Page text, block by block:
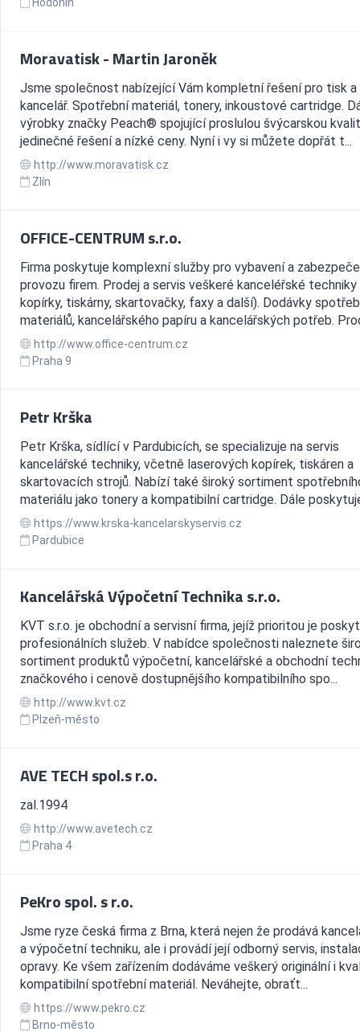
Moravatisk - Martin Jaroněk
Jsme společnost nabízející Vám kompletní řešení pro tisk a
kancelář. Spotřební materiál, tonery, inkoustové cartridge.
výrobky značky Peach® spojující proslulou švýcarskou
jedinečné řešení a nízké ceny. Nyní i vy si můžete dopřát t...
http://www.moravatisk.cz
Zlín
OFFICE-CENTRUM s.r.o.
Firma poskytuje komplexní služby pro vybavení a
provozu firem. Prodej a servis veškeré kanceléřské techniky
kopírky, tiskárny, skartovačky, faxy a další). Dodávky
materiálů, kancelářského papíru a kancelářských potřeb.
http://www.office-centrum.cz
Praha 9
Petr Krška
Petr Krška, sídlící v Pardubicích, se specializuje na servis
kancelářské techniky, včetně laserových kopírek, tiskáren a
skartovacích strojů. Nabízí také široký sortiment
materiálu jako tonery a kompatibilní cartridge. Dále
https://www.krska-kancelarskyservis.cz
Pardubice
Kancelářská Výpočetní Technika s.r.o.
KVT s.r.o. je obchodní a servisní firma, jejíž prioritou je
profesionálních služeb. V nabídce společnosti naleznete
sortiment produktů výpočetní, kancelářské a obchodní
značkového i cenově dostupnějšího kompatibilního spo...
http://www.kvt.cz
Plzeň-město
AVE TECH spol.s r.o.
zal.1994
http://www.avetech.cz
Praha 4
PeKro spol. s r.o.
Jsme ryze česká firma z Brna, která nejen že prodává
a výpočetní techniku, ale i provádí její odborný servis,
opravy. Ke všem zařízením dodáváme veškerý originální i
kompatibilní spotřební materiál. Neváhejte, obraťt...
https://www.pekro.cz
Brno-město